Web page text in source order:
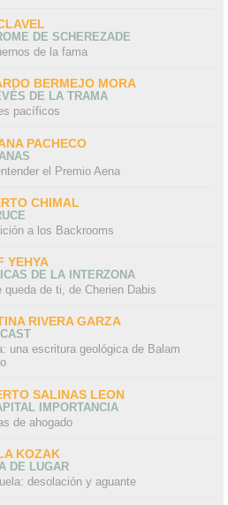
DE SCHEREZADE
de la fama
BERMEJO MORA
DE LA TRAMA
pacíficos
PACHECO
el Premio Aena
CHIMAL
a los Backrooms
YEHYA
DE LA INTERZONA
queda de ti, de Cherien Dabis
RIVERA GARZA
una escritura geológica de Balam
SALINAS LEON
IMPORTANCIA
de ahogado
KOZAK
DE LUGAR
desolación y aguante